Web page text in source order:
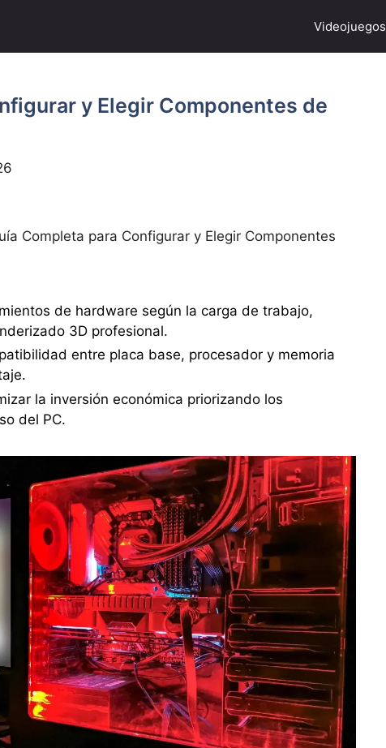
Videojuegos
y Elegir Componentes de
Completa para Configurar y Elegir Componentes
de hardware según la carga de trabajo,
3D profesional.
entre placa base, procesador y memoria
la inversión económica priorizando los
del PC.